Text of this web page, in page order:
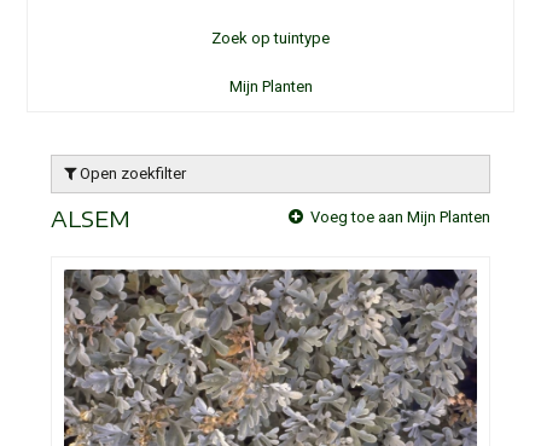
Zoek op tuintype
Mijn Planten
Open zoekfilter
ALSEM Voeg toe aan Mijn Planten